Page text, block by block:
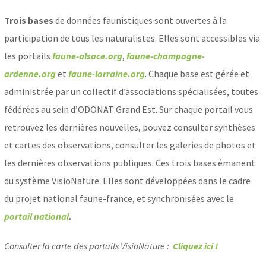
Trois bases de données faunistiques sont ouvertes à la
participation de tous les naturalistes. Elles sont accessibles via
les portailsfaune-alsace.org,faune-champagne-
ardenne.orgetfaune-lorraine.org.Chaque base est gérée et
administrée par un collectif d’associations spécialisées, toutes
fédérées au sein d’ODONAT Grand Est. Sur chaque portail vous
retrouvez les dernières nouvelles, pouvez consulter synthèses
et cartes des observations, consulter les galeries de photos et
les dernières observations publiques.Ces trois bases émanent
du système VisioNature. Elles sont développées dans le cadre
du projet national faune-france, et synchronisées avec le
portail national.
Consulter la carte des portails VisioNature : Cliquez ici !